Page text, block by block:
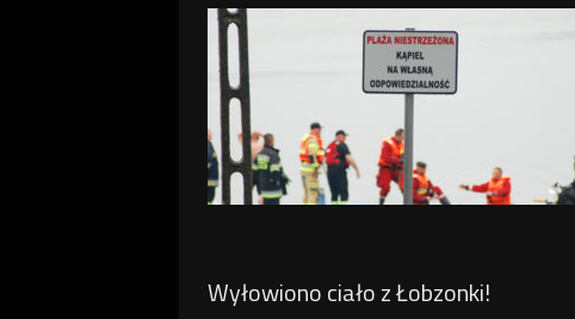
Wyłowiono ciało z Łobzonki!